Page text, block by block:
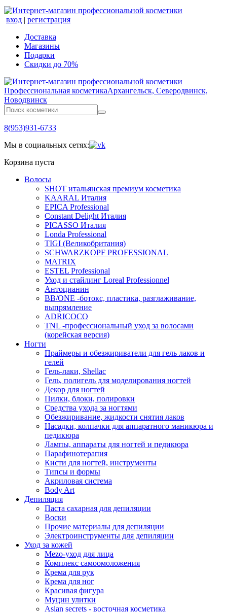
вход | регистрация
Доставка
Магазины
Подарки
Скидки до 70%
Профессиональная косметикаАрхангельск, Северодвинск,
Новодвинск
8(953)931-6733
Мы в социальных сетях:
Корзина пуста
Волосы
SHOT итальянская премиум косметика
KAARAL Италия
EPICA Professional
Constant Delight Италия
PICASSO Италия
Londa Professional
TIGI (Великобритания)
SCHWARZKOPF PROFESSIONAL
MATRIX
ESTEL Professional
Уход и стайлинг Loreal Professionnel
Антоцианин
BB/ONE -ботокс, пластика, разглаживание,
выпрямление
ADRICOCO
TNL -профессиональный уход за волосами
(корейская версия)
Ногти
Праймеры и обезжириватели для гель лаков и
гелей
Гель-лаки, Shellac
Гель, полигель для моделирования ногтей
Декор для ногтей
Пилки, блоки, полировки
Средства ухода за ногтями
Обезжиривание, жидкости снятия лаков
Насадки, колпачки для аппаратного маникюра и
педикюра
Лампы, аппараты для ногтей и педикюра
Парафинотерапия
Кисти для ногтей, инструменты
Типсы и формы
Акриловая система
Body Art
Депиляция
Паста сахарная для депиляции
Воски
Прочие материалы для депиляции
Электроинструменты для депиляции
Уход за кожей
Mezo-уход для лица
Комплекс самоомоложения
Крема для рук
Крема для ног
Красивая фигура
Муцин улитки
Asian seсrets - восточная косметика